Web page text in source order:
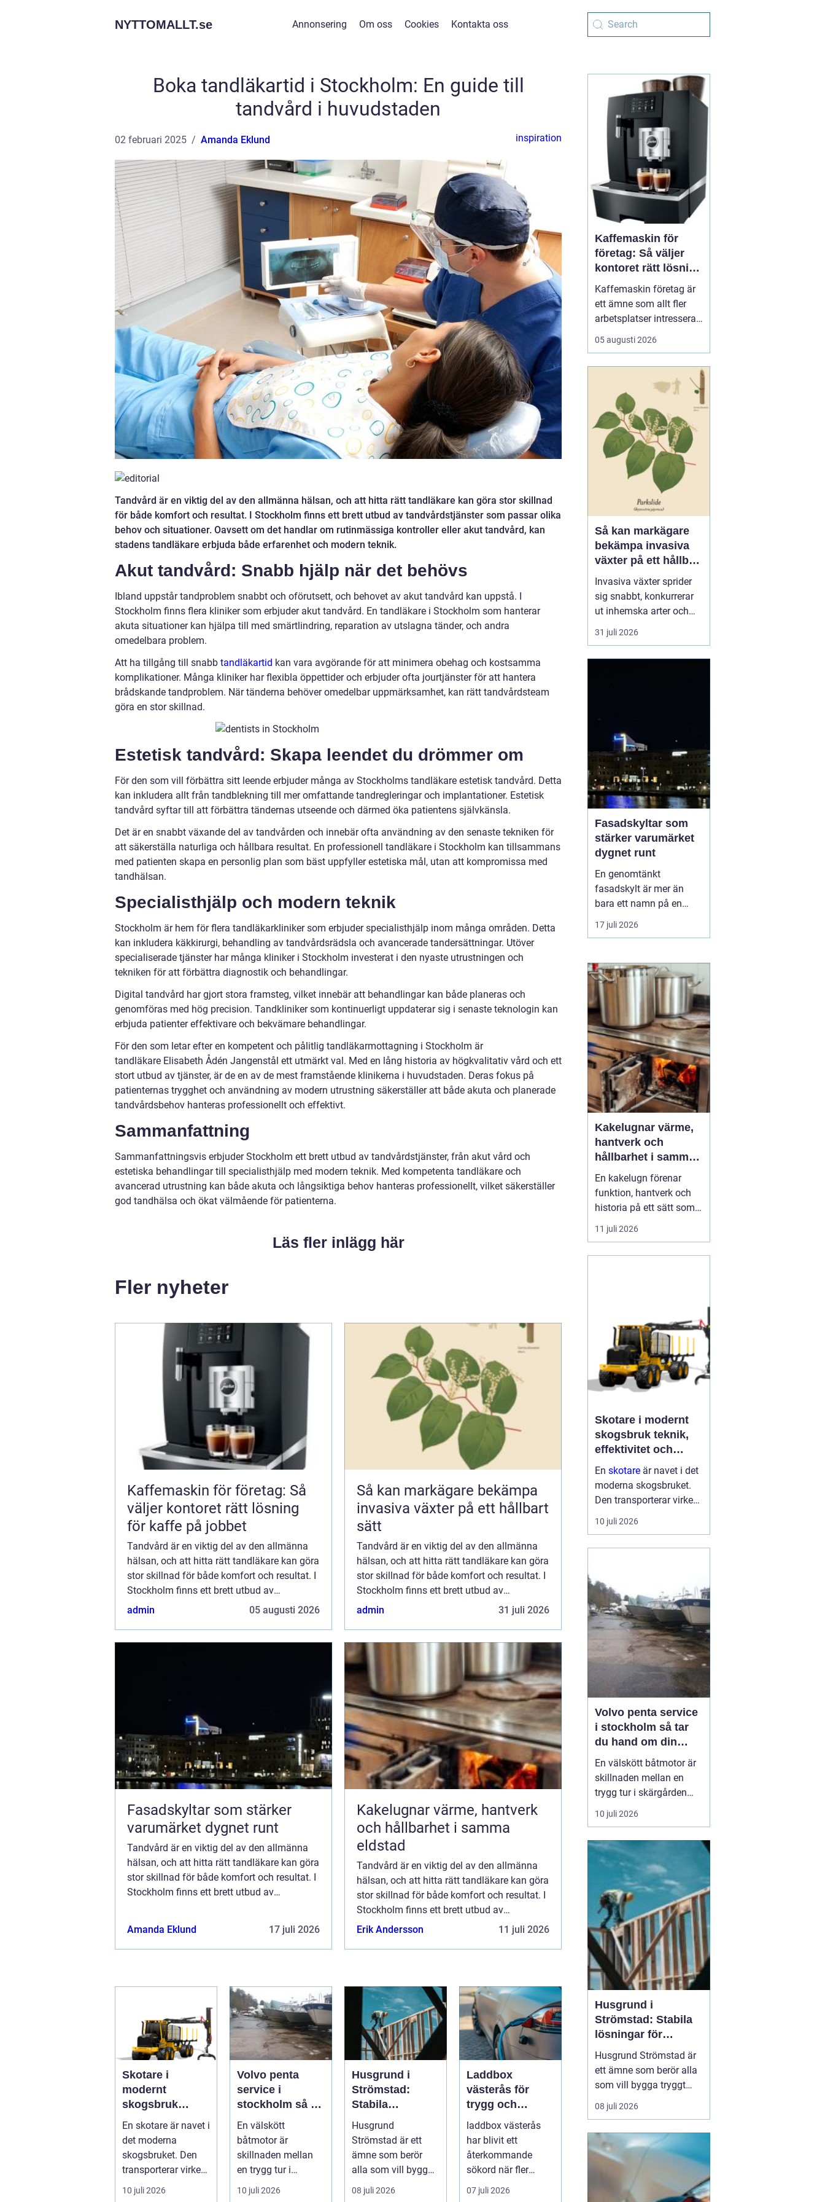
NYTTOMALLT.se Annonsering Om oss Cookies Kontakta oss
Boka tandläkartid i Stockholm: En guide till
tandvård i huvudstaden
02 februari 2025 Amanda Eklund inspiration
Tandvård är en viktig del av den allmänna hälsan, och att hitta rätt tandläkare kan göra stor skillnad
för både komfort och resultat. I Stockholm finns ett brett utbud av tandvårdstjänster som passar olika
behov och situationer. Oavsett om det handlar om rutinmässiga kontroller eller akut tandvård, kan
stadens tandläkare erbjuda både erfarenhet och modern teknik.
Akut tandvård: Snabb hjälp när det behövs
Ibland uppstår tandproblem snabbt och oförutsett, och behovet av akut tandvård kan uppstå. I
Stockholm finns flera kliniker som erbjuder akut tandvård. En tandläkare i Stockholm som hanterar
akuta situationer kan hjälpa till med smärtlindring, reparation av utslagna tänder, och andra
omedelbara problem.
Att ha tillgång till snabb tandläkartid kan vara avgörande för att minimera obehag och kostsamma
komplikationer. Många kliniker har flexibla öppettider och erbjuder ofta jourtjänster för att hantera
brådskande tandproblem. När tänderna behöver omedelbar uppmärksamhet, kan rätt tandvårdsteam
göra en stor skillnad.
Estetisk tandvård: Skapa leendet du drömmer om
För den som vill förbättra sitt leende erbjuder många av Stockholms tandläkare estetisk tandvård. Detta
kan inkludera allt från tandblekning till mer omfattande tandregleringar och implantationer. Estetisk
tandvård syftar till att förbättra tändernas utseende och därmed öka patientens självkänsla.
Det är en snabbt växande del av tandvården och innebär ofta användning av den senaste tekniken för
att säkerställa naturliga och hållbara resultat. En professionell tandläkare i Stockholm kan tillsammans
med patienten skapa en personlig plan som bäst uppfyller estetiska mål, utan att kompromissa med
tandhälsan.
Specialisthjälp och modern teknik
Stockholm är hem för flera tandläkarkliniker som erbjuder specialisthjälp inom många områden. Detta
kan inkludera käkkirurgi, behandling av tandvårdsrädsla och avancerade tandersättningar. Utöver
specialiserade tjänster har många kliniker i Stockholm investerat i den nyaste utrustningen och
tekniken för att förbättra diagnostik och behandlingar.
Digital tandvård har gjort stora framsteg, vilket innebär att behandlingar kan både planeras och
genomföras med hög precision. Tandkliniker som kontinuerligt uppdaterar sig i senaste teknologin kan
erbjuda patienter effektivare och bekvämare behandlingar.
För den som letar efter en kompetent och pålitlig tandläkarmottagning i Stockholm är
tandläkare Elisabeth Ådén Jangenstål ett utmärkt val. Med en lång historia av högkvalitativ vård och ett
stort utbud av tjänster, är de en av de mest framstående klinikerna i huvudstaden. Deras fokus på
patienternas trygghet och användning av modern utrustning säkerställer att både akuta och planerade
tandvårdsbehov hanteras professionellt och effektivt.
Sammanfattning
Sammanfattningsvis erbjuder Stockholm ett brett utbud av tandvårdstjänster, från akut vård och
estetiska behandlingar till specialisthjälp med modern teknik. Med kompetenta tandläkare och
avancerad utrustning kan både akuta och långsiktiga behov hanteras professionellt, vilket säkerställer
god tandhälsa och ökat välmående för patienterna.
Läs fler inlägg här
Fler nyheter
Kaffemaskin för företag: Så
väljer kontoret rätt lösning
för kaffe på jobbet
Tandvård är en viktig del av den allmänna
hälsan, och att hitta rätt tandläkare kan göra
stor skillnad för både komfort och resultat. I
Stockholm finns ett brett utbud av
tandvårdstjänster som...
admin 05 augusti 2026
Så kan markägare bekämpa
invasiva växter på ett hållbart
sätt
Tandvård är en viktig del av den allmänna
hälsan, och att hitta rätt tandläkare kan göra
stor skillnad för både komfort och resultat. I
Stockholm finns ett brett utbud av
tandvårdstjänster som...
admin 31 juli 2026
Fasadskyltar som stärker
varumärket dygnet runt
Tandvård är en viktig del av den allmänna
hälsan, och att hitta rätt tandläkare kan göra
stor skillnad för både komfort och resultat. I
Stockholm finns ett brett utbud av
Amanda Eklund
17 juli 2026
Kakelugnar värme, hantverk
och hållbarhet i samma
eldstad
Tandvård är en viktig del av den allmänna
hälsan, och att hitta rätt tandläkare kan göra
stor skillnad för både komfort och resultat. I
Stockholm finns ett brett utbud av
tandvårdstjänster som...
Erik Andersson 11 juli 2026
Skotare i
modernt
skogsbruk
teknik,
effektivitet och
hållbarhet
En skotare är navet i
det moderna
skogsbruket. Den
transporterar virke
från
avverkningsplatsen
10 juli 2026
Volvo penta
service i
stockholm så tar
du hand om din
båtmotor på rätt
sätt
En välskött
båtmotor är
skillnaden mellan
en trygg tur i
skärgården och en
sommar fylld av
10 juli 2026
Husgrund i
Strömstad:
Stabila
lösningar för
boende vid
kusten
Husgrund
Strömstad är ett
ämne som berör
alla som vill bygga
tryggt och lå...
08 juli 2026
Laddbox
västerås för
trygg och
effektiv
hemmaladdning
laddbox västerås
har blivit ett
återkommande
sökord när fler
elbilsägare vill
ladda hemma på ett
07 juli 2026
Kaffemaskin för
företag: Så väljer
kontoret rätt lösning
för kaffe på jobbet
Kaffemaskin företag är
ett ämne som allt fler
arbetsplatser intresserar
sig för när de vill höja
trivsel och effektivitet på
arbetsdagen, och många
medarbetare up...
05 augusti 2026
Så kan markägare
bekämpa invasiva
växter på ett hållbart
sätt
Invasiva växter sprider
sig snabbt, konkurrerar
ut inhemska arter och
kan på sikt förändra hela
ekosystem. De orsakar
man ska agera, utan
hu...
31 juli 2026
Fasadskyltar som
stärker varumärket
dygnet runt
En genomtänkt
fasadskylt är mer än
bara ett namn på en
vägg. Den fungerar som
företagets ansikte utåt,
signalerar kvalitet innan
någon ens har klivit
innanför dörren. F&o...
17 juli 2026
Kakelugnar värme,
hantverk och
hållbarhet i samma
eldstad
En kakelugn förenar
funktion, hantverk och
historia på ett sätt som
få andra
inredningsdetaljer gör.
energikostnader. I en tid
där många söker...
11 juli 2026
Skotare i modernt
skogsbruk teknik,
effektivitet och
hållbarhet
En skotare är navet i det
moderna skogsbruket.
Den transporterar virke
från avverkningsplatsen
till bilväg eller
förhållanden. Rä...
10 juli 2026
Volvo penta service
i stockholm så tar
du hand om din
båtmotor på rätt sätt
En välskött båtmotor är
skillnaden mellan en
trygg tur i skärgården
och en sommar fylld av
ofrivilliga stopp. Många
Stockholmsområdet
använder Volvo Penta,
just eftersom motorerna
är driftsäkra och
anpassade för nordiska
förhållanden. Men ...
10 juli 2026
Husgrund i
Strömstad: Stabila
lösningar för
boende vid kusten
Husgrund Strömstad är
ett ämne som berör alla
som vill bygga tryggt
och långsiktigt nära
havet. Närheten till
och bergig terräng ställer
höga krav på både p...
08 juli 2026